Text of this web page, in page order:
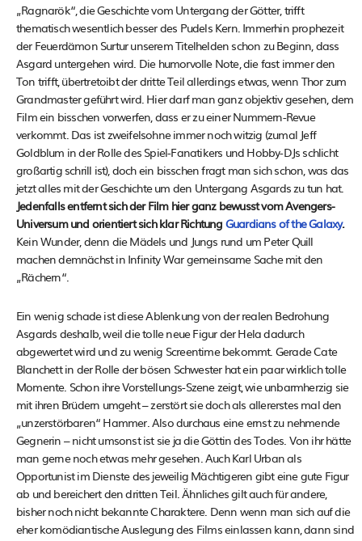
„Ragnarök“, die Geschichte vom Untergang der Götter, trifft
thematisch wesentlich besser des Pudels Kern. Immerhin prophezeit
der Feuerdämon Surtur unserem Titelhelden schon zu Beginn, dass
Asgard untergehen wird. Die humorvolle Note, die fast immer den
Ton trifft, übertretoibt der dritte Teil allerdings etwas, wenn Thor zum
Grandmaster geführt wird. Hier darf man ganz objektiv gesehen, dem
Film ein bisschen vorwerfen, dass er zu einer Nummern-Revue
verkommt. Das ist zweifelsohne immer noch witzig (zumal Jeff
Goldblum in der Rolle des Spiel-Fanatikers und Hobby-DJs schlicht
großartig schrill ist), doch ein bisschen fragt man sich schon, was das
jetzt alles mit der Geschichte um den Untergang Asgards zu tun hat.
Jedenfalls entfernt sich der Film hier ganz bewusst vom Avengers-
Universum und orientiert sich klar Richtung Guardians of the Galaxy.
Kein Wunder, denn die Mädels und Jungs rund um Peter Quill
machen demnächst in Infinity War gemeinsame Sache mit den
„Rächern“.
Ein wenig schade ist diese Ablenkung von der realen Bedrohung
Asgards deshalb, weil die tolle neue Figur der Hela dadurch
abgewertet wird und zu wenig Screentime bekommt. Gerade Cate
Blanchett in der Rolle der bösen Schwester hat ein paar wirklich tolle
Momente. Schon ihre Vorstellungs-Szene zeigt, wie unbarmherzig sie
mit ihren Brüdern umgeht – zerstört sie doch als allererstes mal den
„unzerstörbaren“ Hammer. Also durchaus eine ernst zu nehmende
Gegnerin – nicht umsonst ist sie ja die Göttin des Todes. Von ihr hätte
man gerne noch etwas mehr gesehen. Auch Karl Urban als
Opportunist im Dienste des jeweilig Mächtigeren gibt eine gute Figur
ab und bereichert den dritten Teil. Ähnliches gilt auch für andere,
bisher noch nicht bekannte Charaktere. Denn wenn man sich auf die
eher komödiantische Auslegung des Films einlassen kann, dann sind